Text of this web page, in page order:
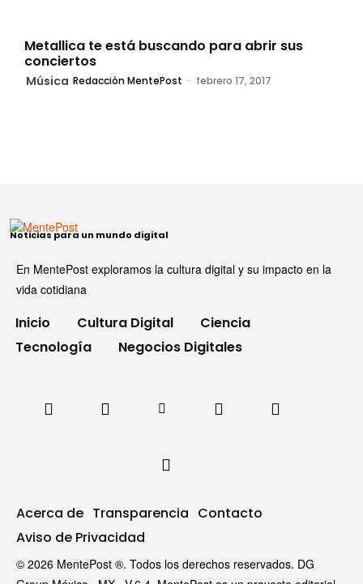
Metallica te está buscando para abrir sus
conciertos
Música Redacción MentePost - febrero 17, 2017
Noticias para un mundo digital
En MentePost exploramos la cultura digital y su impacto en la
vida cotidiana
Inicio Cultura Digital
Ciencia
Tecnología
Negocios Digitales
Acerca de Transparencia Contacto
Aviso de Privacidad
© 2026 MentePost ®. Todos los derechos reservados. DG